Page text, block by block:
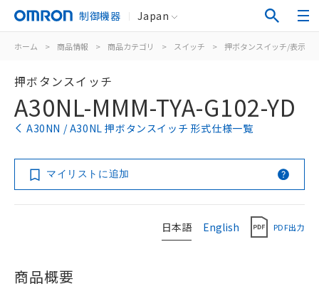
制御機器 Japan
ホーム > 商品情報 > 商品カテゴリ > スイッチ > 押ボタンスイッチ/表示灯
押ボタンスイッチ
A30NL-MMM-TYA-G102-YD
A30NN / A30NL 押ボタンスイッチ 形式仕様一覧
マイリストに追加
日本語 English PDF出力
商品概要